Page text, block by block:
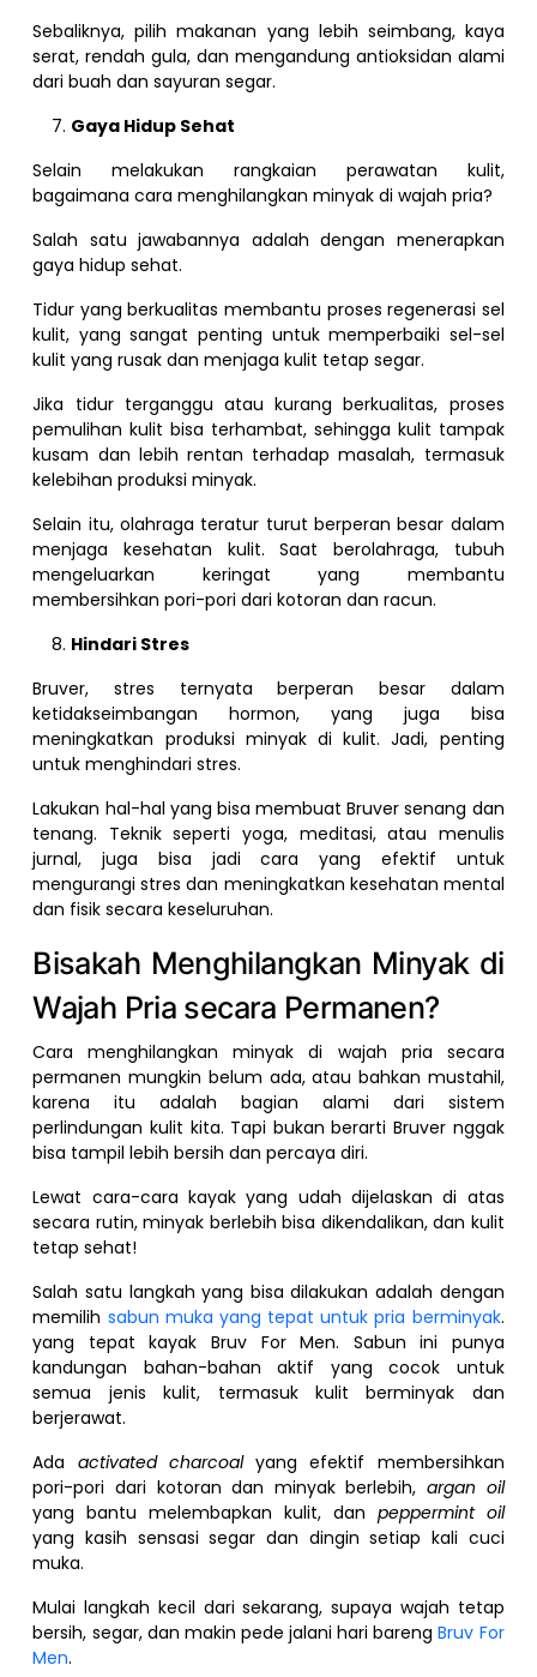
Sebaliknya, pilih makanan yang lebih seimbang, kaya
serat, rendah gula, dan mengandung antioksidan alami
dari buah dan sayuran segar.
Gaya Hidup Sehat
Selain melakukan rangkaian perawatan kulit,
bagaimana cara menghilangkan minyak di wajah pria?
Salah satu jawabannya adalah dengan menerapkan
gaya hidup sehat.
Tidur yang berkualitas membantu proses regenerasi sel
kulit, yang sangat penting untuk memperbaiki sel-sel
kulit yang rusak dan menjaga kulit tetap segar.
Jika tidur terganggu atau kurang berkualitas, proses
pemulihan kulit bisa terhambat, sehingga kulit tampak
kusam dan lebih rentan terhadap masalah, termasuk
kelebihan produksi minyak.
Selain itu, olahraga teratur turut berperan besar dalam
menjaga kesehatan kulit. Saat berolahraga, tubuh
mengeluarkan keringat yang membantu
membersihkan pori-pori dari kotoran dan racun.
Hindari Stres
Bruver, stres ternyata berperan besar dalam
ketidakseimbangan hormon, yang juga bisa
meningkatkan produksi minyak di kulit. Jadi, penting
untuk menghindari stres.
Lakukan hal-hal yang bisa membuat Bruver senang dan
tenang. Teknik seperti yoga, meditasi, atau menulis
jurnal, juga bisa jadi cara yang efektif untuk
mengurangi stres dan meningkatkan kesehatan mental
dan fisik secara keseluruhan.
Bisakah Menghilangkan Minyak di
Wajah Pria secara Permanen?
Cara menghilangkan minyak di wajah pria secara
permanen mungkin belum ada, atau bahkan mustahil,
karena itu adalah bagian alami dari sistem
perlindungan kulit kita. Tapi bukan berarti Bruver nggak
bisa tampil lebih bersih dan percaya diri.
Lewat cara-cara kayak yang udah dijelaskan di atas
secara rutin, minyak berlebih bisa dikendalikan, dan kulit
tetap sehat!
Salah satu langkah yang bisa dilakukan adalah dengan
memilih sabun muka yang tepat untuk pria berminyak.
yang tepat kayak Bruv For Men. Sabun ini punya
kandungan bahan-bahan aktif yang cocok untuk
semua jenis kulit, termasuk kulit berminyak dan
berjerawat.
Ada activated charcoalyang efektif membersihkan
pori-pori dari kotoran dan minyak berlebih,argan oil
yang bantu melembapkan kulit, dan peppermint oil
yang kasih sensasi segar dan dingin setiap kali cuci
muka.
Mulai langkah kecil dari sekarang, supaya wajah tetap
bersih, segar, dan makin pede jalani hari barengBruv For
Men.